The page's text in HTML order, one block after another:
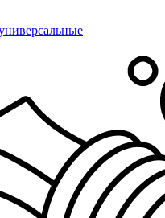
Канат комбинированный
Хомуты ВОРКАУТ
Для балансиров
Подвесы для качелей
Крепления для качелей
Гимнастические элементы